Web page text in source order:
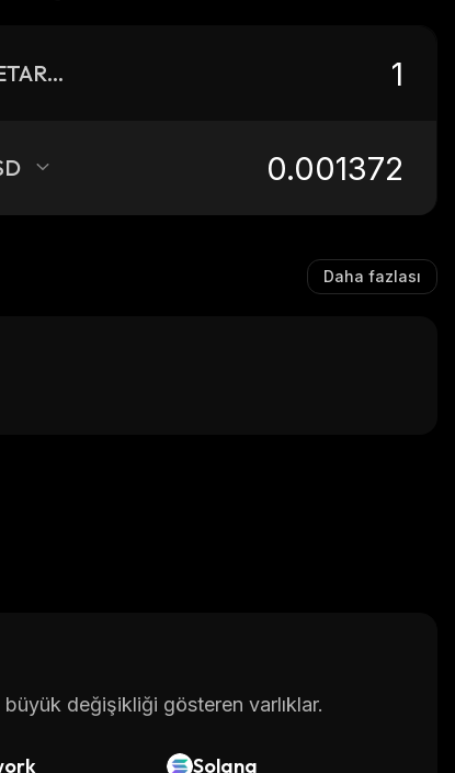
RETARDIO
Daha fazlası
değişikliği gösteren varlıklar.
Solana